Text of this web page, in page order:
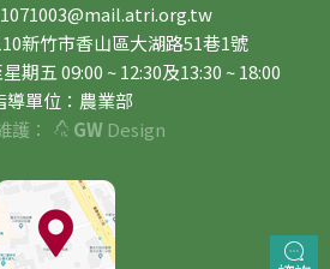
新竹市香山區大湖路51巷1號
期五 09:00 ~ 12:30及13:30 ~ 18:00
導單位：農業部
護：
GWDesign